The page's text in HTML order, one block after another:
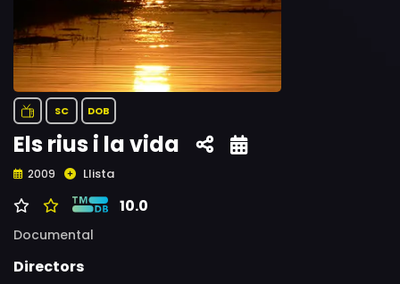
SC DOB
Els rius i la vida
2009 Llista
10.0
Documental
Directors